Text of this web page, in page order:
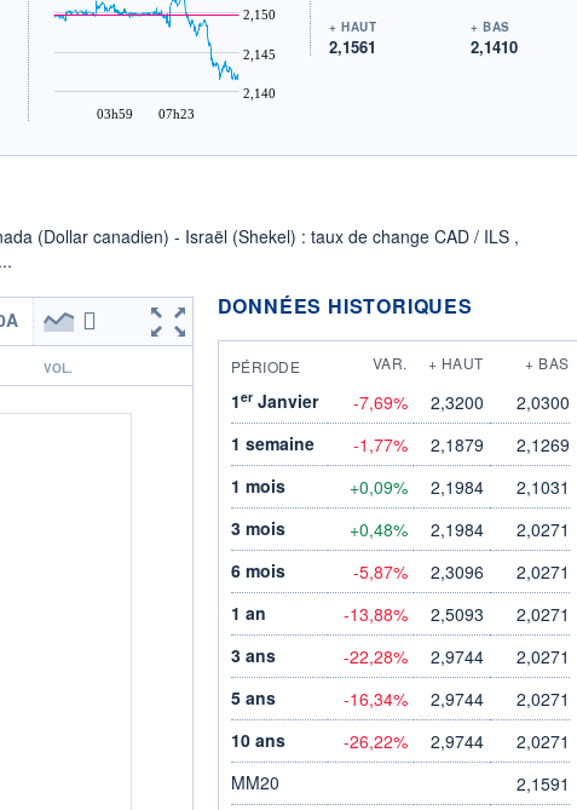
03h59 07h23
2,140
2,145
2,150
+ HAUT
2,1561
+ BAS
2,1410
(Dollar canadien) - Israël (Shekel) : taux de change CAD / ILS ,
VOL.
DONNÉES HISTORIQUES
PÉRIODE VAR. + HAUT + BAS
1erJanvier -7,69% 2,3200
2,0300
1 semaine
-1,77% 2,1879
2,1269
1 mois
+0,09% 2,1984
2,1031
3 mois
+0,48% 2,1984
2,0271
6 mois
-5,87% 2,3096
2,0271
1 an
-13,88% 2,5093
2,0271
3 ans
-22,28% 2,9744
2,0271
5 ans
-16,34% 2,9744
2,0271
10 ans
-26,22% 2,9744
2,0271
MM20
2,1591